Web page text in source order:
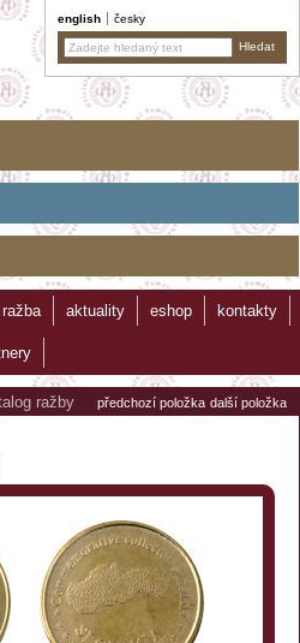
english česky
aktuality eshop kontakty
předchozí položka další položka
ražby